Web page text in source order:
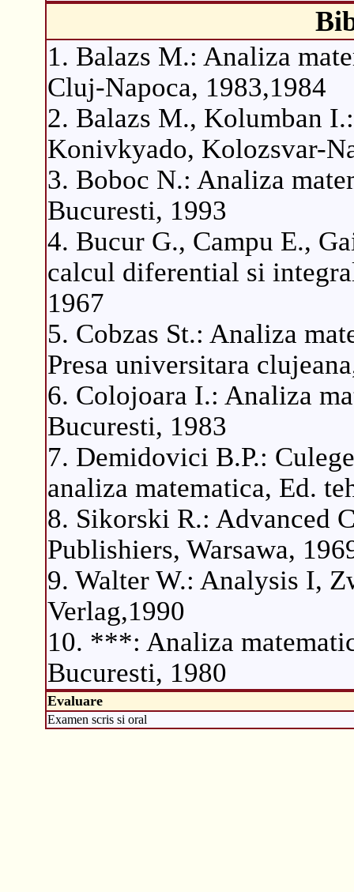
1. Balazs M.: Analiza
Cluj-Napoca, 1983,1984
2. Balazs M., Kolumban
Konivkyado, Kolozsvar-
3. Boboc N.: Analiza
Bucuresti, 1993
4. Bucur G., Campu E.,
calcul diferential si
1967
5. Cobzas St.: Analiza
Presa universitara
6. Colojoara I.: Analiza
Bucuresti, 1983
7. Demidovici B.P.:
analiza matematica, Ed.
8. Sikorski R.: Advanced
Publishiers, Warsawa,
9. Walter W.: Analysis I,
Verlag,1990
10. ***: Analiza
Bucuresti, 1980
Evaluare
Examen scris si oral